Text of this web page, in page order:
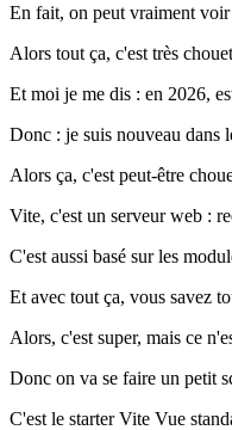
En fait, on peut vraiment
Alors tout ça, c'est très
Et moi je me dis : en 2026,
Donc : je suis nouveau dans
Alors ça, c'est peut-être
Vite, c'est un serveur web :
C'est aussi basé sur les
Et avec tout ça, vous savez
Alors, c'est super, mais ce
Donc on va se faire un petit
C'est le starter Vite Vue